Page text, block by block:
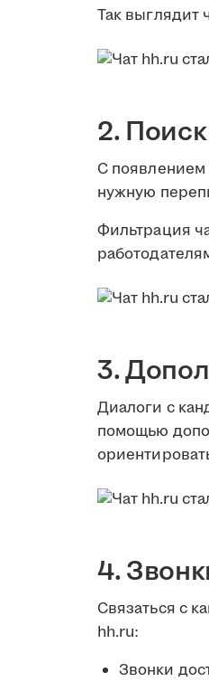
Так выглядит
2.
С появлением
нужную
Фильтрация
3.
Диалоги с
помощью
4.
Связаться с
hh.ru:
Звонки